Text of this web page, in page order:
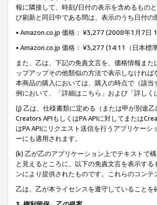
報に隣接して、時刻/日付の表示を含めるもの
び刷新と同日中である間は、表示のうち日付
• Amazon.co.jp 価格： ¥3,277 (2008年1月7
• Amazon.co.jp 価格： ¥3,277 (14:11（日本
また、乙は、下記の免責文言を、価格情報ま
ップアップその他類似の方法で表示しなけれ
本商品の購入においては、購入の時点で（該
例において、「詳細はこちら」および「詳し
(j) 乙は、仕様書類に定める（または甲が別途
Creators APIもしくはPA APIに対してまたは
はPA APIにリクエスト送信を行うアプリケー
ーにも適用されます。
(k) 乙が乙のアプリケーション上でテキストで
と見えるところに、以下の免責文言を表示す
ンにより提供されたものです。これらのコン
乙は、乙が本ライセンスを遵守していること